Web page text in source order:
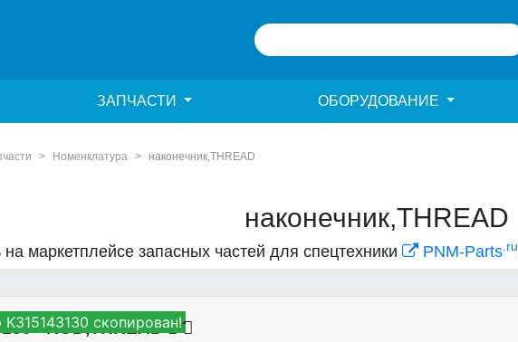
ЗАПЧАСТИ ОБОРУДОВАНИЕ
Номенклатура наконечник,THREAD
наконечник,THREAD
маркетплейсе запасных частей для спецтехники PNM-Parts.ru
- ROD,THREAD
скопирован!